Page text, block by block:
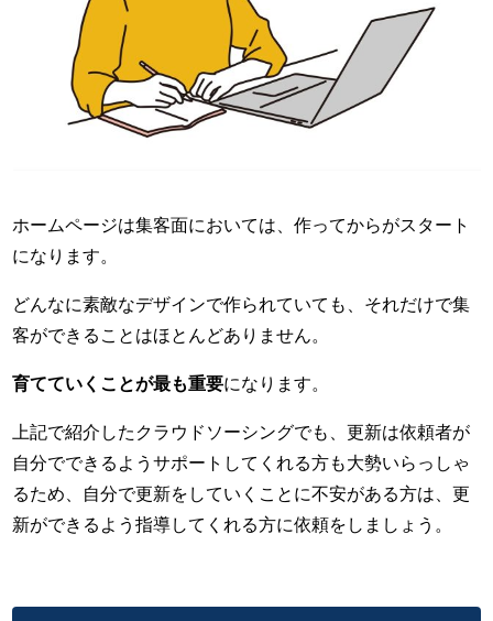
ホームページは集客面においては、作ってからがスタート
になります。
どんなに素敵なデザインで作られていても、それだけで集
客ができることはほとんどありません。
育てていくことが最も重要になります。
上記で紹介したクラウドソーシングでも、更新は依頼者が
自分でできるようサポートしてくれる方も大勢いらっしゃ
るため、自分で更新をしていくことに不安がある方は、更
新ができるよう指導してくれる方に依頼をしましょう。